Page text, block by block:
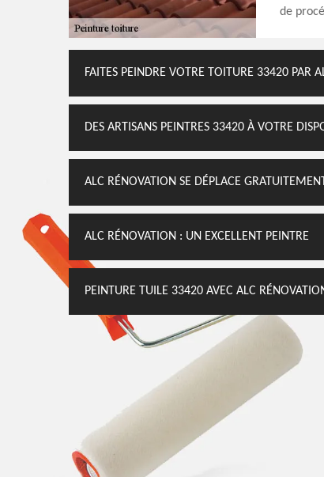
de
FAITES PEINDRE VOTRE TOITURE 33420 PAR
DES ARTISANS PEINTRES 33420 À VOTRE
ALC RÉNOVATION SE DÉPLACE
ALC RÉNOVATION : UN EXCELLENT PEINTRE
PEINTURE TUILE 33420 AVEC ALC